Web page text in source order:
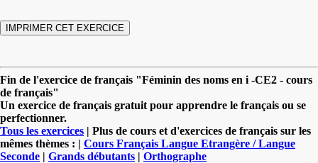
Fin de l'exercice de français "Féminin des noms en i -CE2 - cours
de français"
Un exercice de français gratuit pour apprendre le français ou se
perfectionner.
Tous les exercices | Plus de cours et d'exercices de français sur les
mêmes thèmes : | Cours Français Langue Etrangère / Langue
Seconde | Grands débutants | Orthographe